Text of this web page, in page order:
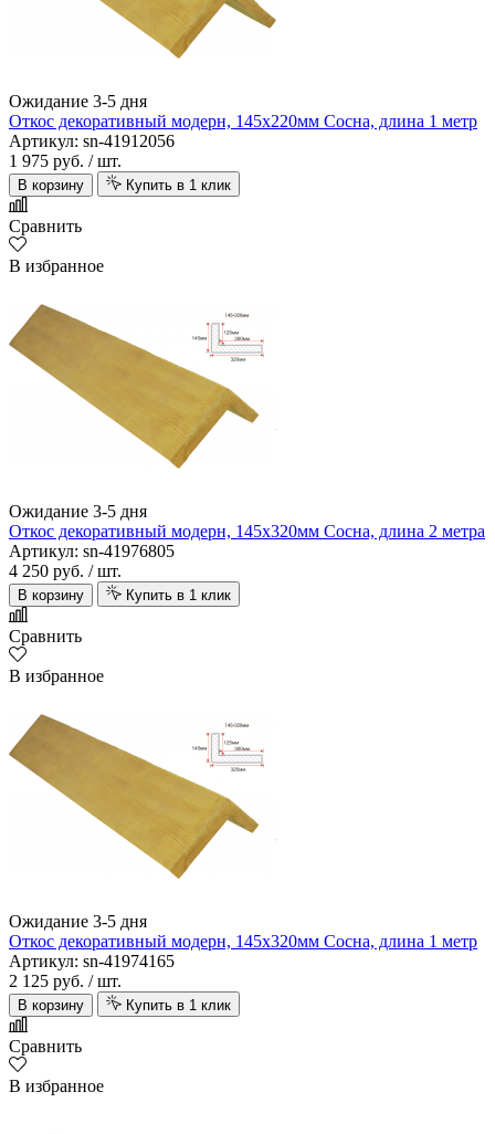
Ожидание 3-5 дня
Откос декоративный модерн, 145х220мм Сосна, длина 1 метр
Артикул: sn-41912056
1 975 руб. / шт.
В корзину Купить в 1 клик
Сравнить
В избранное
Ожидание 3-5 дня
Откос декоративный модерн, 145х320мм Сосна, длина 2 метра
Артикул: sn-41976805
4 250 руб. / шт.
В корзину Купить в 1 клик
Сравнить
В избранное
Ожидание 3-5 дня
Откос декоративный модерн, 145х320мм Сосна, длина 1 метр
Артикул: sn-41974165
2 125 руб. / шт.
В корзину Купить в 1 клик
Сравнить
В избранное